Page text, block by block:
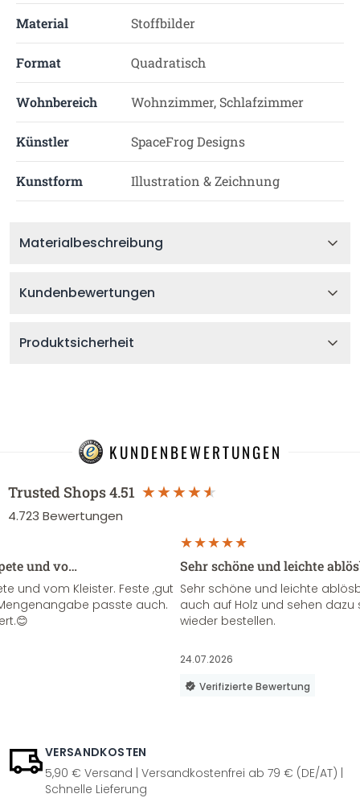
Material Stoffbilder
Format Quadratisch
Wohnbereich Wohnzimmer, Schlafzimmer
Künstler SpaceFrog Designs
Kunstform Illustration & Zeichnung
Materialbeschreibung
Kundenbewertungen
Produktsicherheit
KUNDENBEWERTUNGEN
Trusted Shops4.51
4.723 Bewertungen
und vo…
und vom Kleister. Feste ,gut
passte auch.
Sehr schöne und leichte
Sehr schöne und leichte
auch auf Holz und sehen
wieder bestellen.
24.07.2026
Verifizierte Bewertung
VERSANDKOSTEN
5,90 € Versand | Versandkostenfrei ab 79 € (DE/AT) |
Schnelle Lieferung